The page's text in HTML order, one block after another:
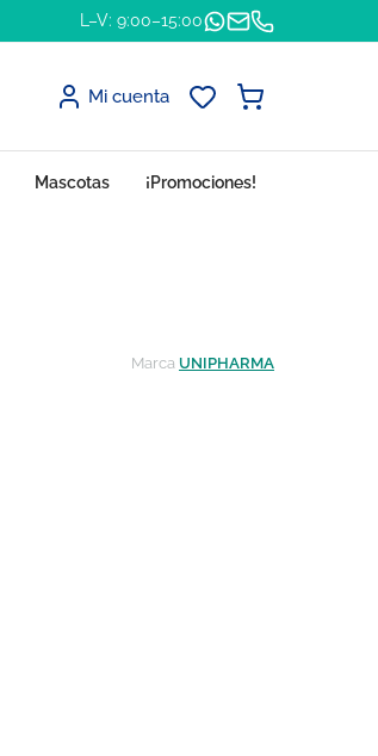
L–V: 9:00–15:00
Mi cuenta
Mascotas ¡Promociones!
Marca UNIPHARMA